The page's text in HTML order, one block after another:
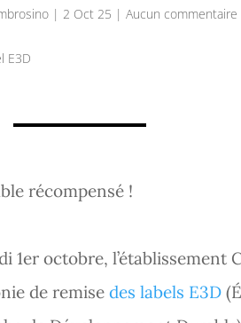
| 2 Oct 25 | Aucun commentaire
E3D
récompensé !
1er octobre, l’établissement
de remise des labels E3D